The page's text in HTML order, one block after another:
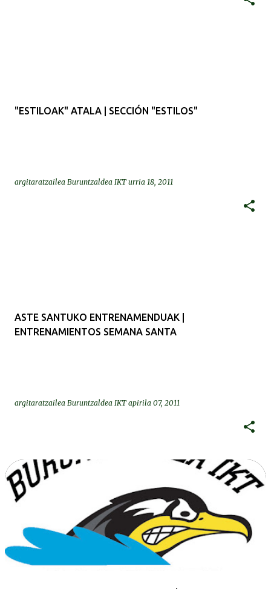
"ESTILOAK" ATALA | SECCIÓN "ESTILOS"
argitaratzailea Buruntzaldea IKT urria 18, 2011
ASTE SANTUKO ENTRENAMENDUAK |
ENTRENAMIENTOS SEMANA SANTA
argitaratzailea Buruntzaldea IKT apirila 07, 2011